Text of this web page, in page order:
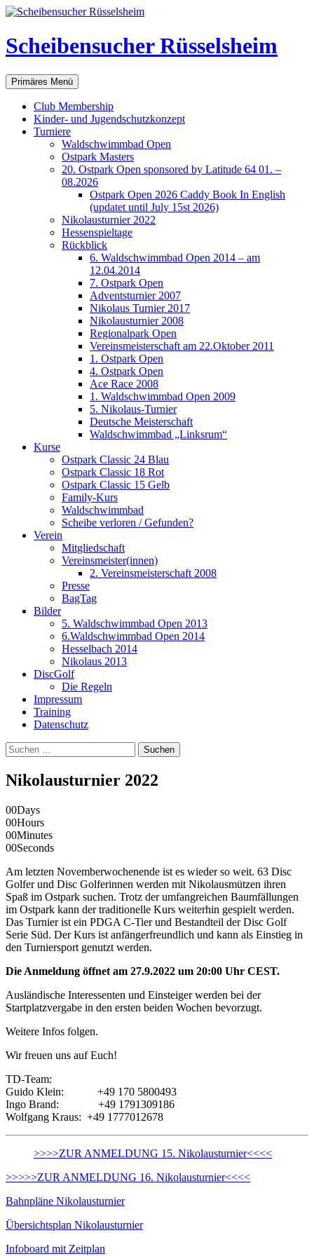
Scheibensucher Rüsselsheim
Suchen
Primäres Menü Zum
Inhalt
springen
Club Membership
Kinder- und Jugendschutzkonzept
Turniere
Waldschwimmbad Open
Ostpark Masters
20. Ostpark Open sponsored by Latitude 64 01. –
08.2026
Ostpark Open 2026 Caddy Book In English
(updatet until July 15st 2026)
Nikolausturnier 2022
Hessenspieltage
Rückblick
6. Waldschwimmbad Open 2014 – am
12.04.2014
7. Ostpark Open
Adventsturnier 2007
Nikolaus Turnier 2017
Nikolausturnier 2008
Regionalpark Open
Vereinsmeisterschaft am 22.Oktober 2011
1. Ostpark Open
4. Ostpark Open
Ace Race 2008
1. Waldschwimmbad Open 2009
5. Nikolaus-Turnier
Deutsche Meisterschaft
Waldschwimmbad „Linksrum“
Kurse
Ostpark Classic 24 Blau
Ostpark Classic 18 Rot
Ostpark Classic 15 Gelb
Family-Kurs
Waldschwimmbad
Scheibe verloren / Gefunden?
Verein
Mitgliedschaft
Vereinsmeister(innen)
2. Vereinsmeisterschaft 2008
Presse
BagTag
Bilder
5. Waldschwimmbad Open 2013
6.Waldschwimmbad Open 2014
Hesselbach 2014
Nikolaus 2013
DiscGolf
Die Regeln
Impressum
Training
Datenschutz
Suchen
nach:
Nikolausturnier 2022
00Days
00Hours
00Minutes
00Seconds
Am letzten Novemberwochenende ist es wieder so weit. 63 Disc
Golfer und Disc Golferinnen werden mit Nikolausmützen ihren
Spaß im Ostpark suchen. Trotz der umfangreichen Baumfällungen
im Ostpark kann der traditionelle Kurs weiterhin gespielt werden.
Das Turnier ist ein PDGA C-Tier und Bestandteil der Disc Golf
Serie Süd. Der Kurs ist anfängerfreundlich und kann als Einstieg in
den Turniersport genutzt werden.
Die Anmeldung öffnet am 27.9.2022 um 20:00 Uhr CEST.
Ausländische Interessenten und Einsteiger werden bei der
Startplatzvergabe in den ersten beiden Wochen bevorzugt.
Weitere Infos folgen.
Wir freuen uns auf Euch!
TD-Team:
Guido Klein: +49 170 5800493
Ingo Brand: +49 1791309186
Wolfgang Kraus: +49 1777012678
>>>>ZUR ANMELDUNG 15. Nikolausturnier<<<<
>>>>>ZUR ANMELDUNG 16. Nikolausturnier<<<<
Bahnpläne Nikolausturnier
Übersichtsplan Nikolausturnier
Infoboard mit Zeitplan